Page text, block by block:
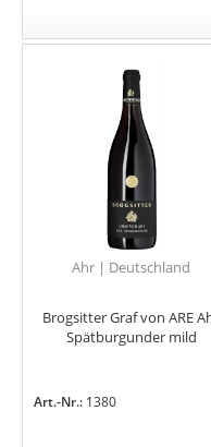
Ahr | Deutschland
Brogsitter Graf von ARE
Spätburgunder mild
Art.-Nr.: 1380